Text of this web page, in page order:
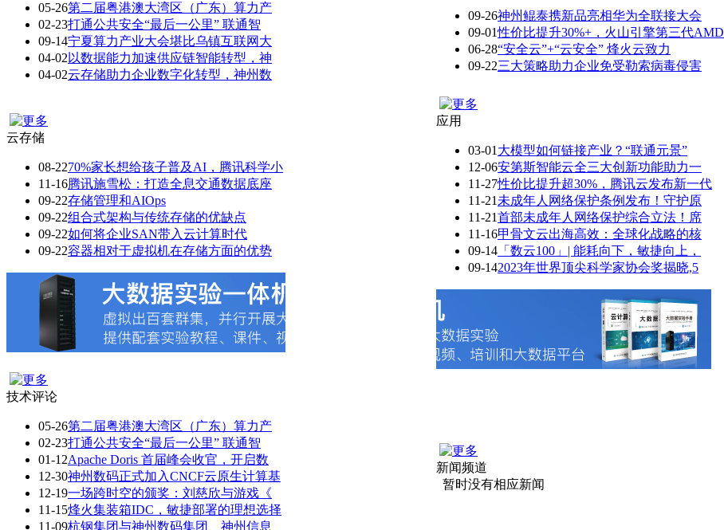
05-26第二届粤港澳大湾区（广东）算力产
02-23打通公共安全“最后一公里” 联通智
09-14宁夏算力产业大会堪比乌镇互联网大
04-02 以数据能力加速供应链智能转型，神
04-02云存储助力企业数字化转型，神州数
09-26神州鲲泰携新品亮相华为全联接大会
09-01性价比提升30%+，火山引擎第三代AMD
06-28“安全云”+“云安全” 烽火云致力
09-22三大策略助力企业免受勒索病毒侵害
云存储
08-2270%家长想给孩子普及AI，腾讯科学小
11-16腾讯施雪松：打造全息交通数据底座
09-22存储管理和AIOps
09-22组合式架构与传统存储的优缺点
09-22如何将企业SAN带入云计算时代
09-22容器相对于虚拟机在存储方面的优势
应用
03-01 大模型如何链接产业？“联通元景”
12-06安第斯智能云全三大创新功能助力一
11-27性价比提升超30%，腾讯云发布新一代
11-21 未成年人网络保护条例发布！守护原
11-21首部未成年人网络保护综合立法！席
11-16甲骨文云出海高效：全球化战略的核
09-14 「数云100」| 能耗向下，敏捷向上，
09-142023年世界顶尖科学家协会奖揭晓,5
技术评论
05-26第二届粤港澳大湾区（广东）算力产
02-23打通公共安全“最后一公里” 联通智
01-12Apache Doris 首届峰会收官，开启数
12-30神州数码正式加入CNCF云原生计算基
12-19一场跨时空的颁奖：刘慈欣与游戏《
11-15烽火集装箱IDC，敏捷部署的理想选择
11-09杭钢集团与神州数码集团、神州信息
新闻频道
暂时没有相应新闻